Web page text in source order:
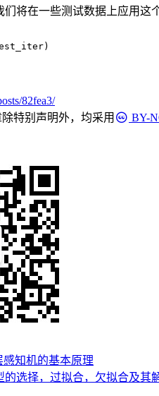
将在一些测试数据上应用这
82fea3/
特别声明外，均采用 BY-
知机的基本原理
选择，过拟合，欠拟合及其